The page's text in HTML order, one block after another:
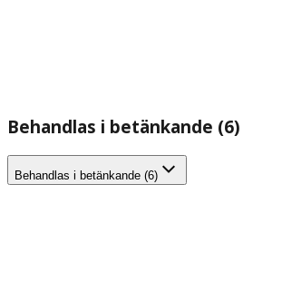
Behandlas i betänkande (6)
Behandlas i betänkande (6)